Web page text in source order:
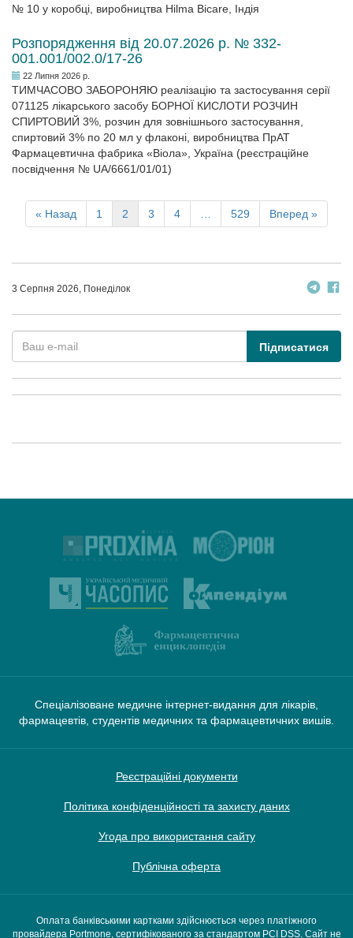
№ 10 у коробці, виробництва Hilma Bicare, Індія
Розпорядження від 20.07.2026 р. № 332-
001.001/002.0/17-26
22 Липня 2026 р.
ТИМЧАСОВО ЗАБОРОНЯЮ реалізацію та застосування серії
071125 лікарського засобу БОРНОЇ КИСЛОТИ РОЗЧИН
СПИРТОВИЙ 3%, розчин для зовнішнього застосування,
спиртовий 3% по 20 мл у флаконі, виробництва ПрАТ
Фармацевтична фабрика «Віола», Україна (реєстраційне
посвідчення № UA/6661/01/01)
« Назад 1 2 3 4 529 Вперед »
3 Серпня 2026, Понеділок
Підписатися
Спеціалізоване медичне інтернет-видання для лікарів,
фармацевтів, студентів медичних та фармацевтичних вишів.
Реєстраційні документи
Політика конфіденційності та захисту даних
Угода про використання сайту
Публічна оферта
Оплата банківськими картками здійснюється через платіжного
провайдера Portmone, сертифікованого за стандартом PCI DSS. Сайт не